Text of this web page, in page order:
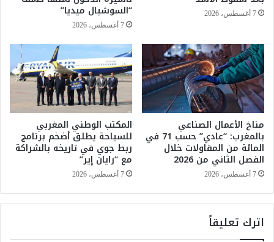
م
ل
ك
ث
ر
م
ن
3
أ
م
ت
ر
د
ة
د
ع
س
ن
و
ا
ت
7 أغسطس، 2026 “السوشيال ميديا”
7 أغسطس، 2026
مناخ الأعمال الصناعي
بالمغرب: “عادي” حسب 71 في
المائة من المقاولات خلال
الفصل الثاني من 2026
7 أغسطس، 2026
المكتب الوطني المغربي
للسياحة يطلق أضخم برنامج
ربط جوي في تاريخه بالشراكة
مع “رايان إير”
7 أغسطس، 2026
اترك تعليقاً